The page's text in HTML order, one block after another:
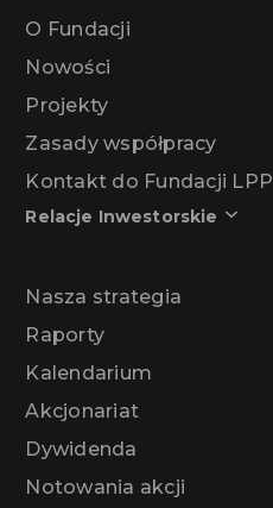
O Fundacji
Nowości
Projekty
Zasady współpracy
Kontakt do Fundacji LPP
Relacje Inwestorskie
Nasza strategia
Raporty
Kalendarium
Akcjonariat
Dywidenda
Notowania akcji